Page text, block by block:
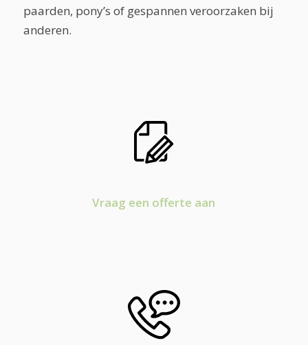
paarden, pony’s of gespannen veroorzaken bij
anderen.
Vraag een offerte aan